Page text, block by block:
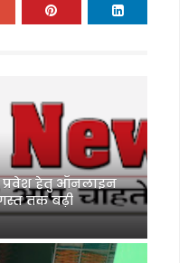
हेतु ऑनलाइन
तक बढ़ी